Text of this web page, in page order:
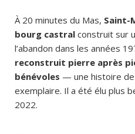
À 20 minutes du Mas, Saint-
bourg castral construit sur
l’abandon dans les années
reconstruit pierre après
bénévoles — une histoire
exemplaire. Il a été élu plus
2022.